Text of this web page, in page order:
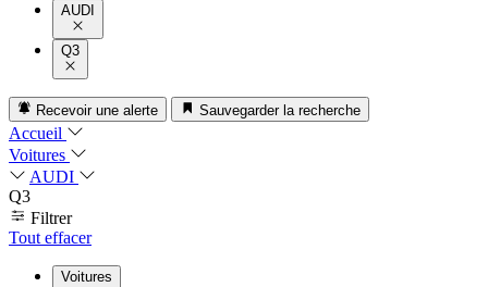
AUDI
Q3
Recevoir une alerte Sauvegarder la recherche
Accueil
Voitures
AUDI
Q3
Filtrer
Tout effacer
Voitures